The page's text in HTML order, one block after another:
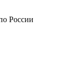
России